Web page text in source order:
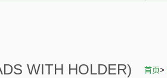
WITH HOLDER) 首页>